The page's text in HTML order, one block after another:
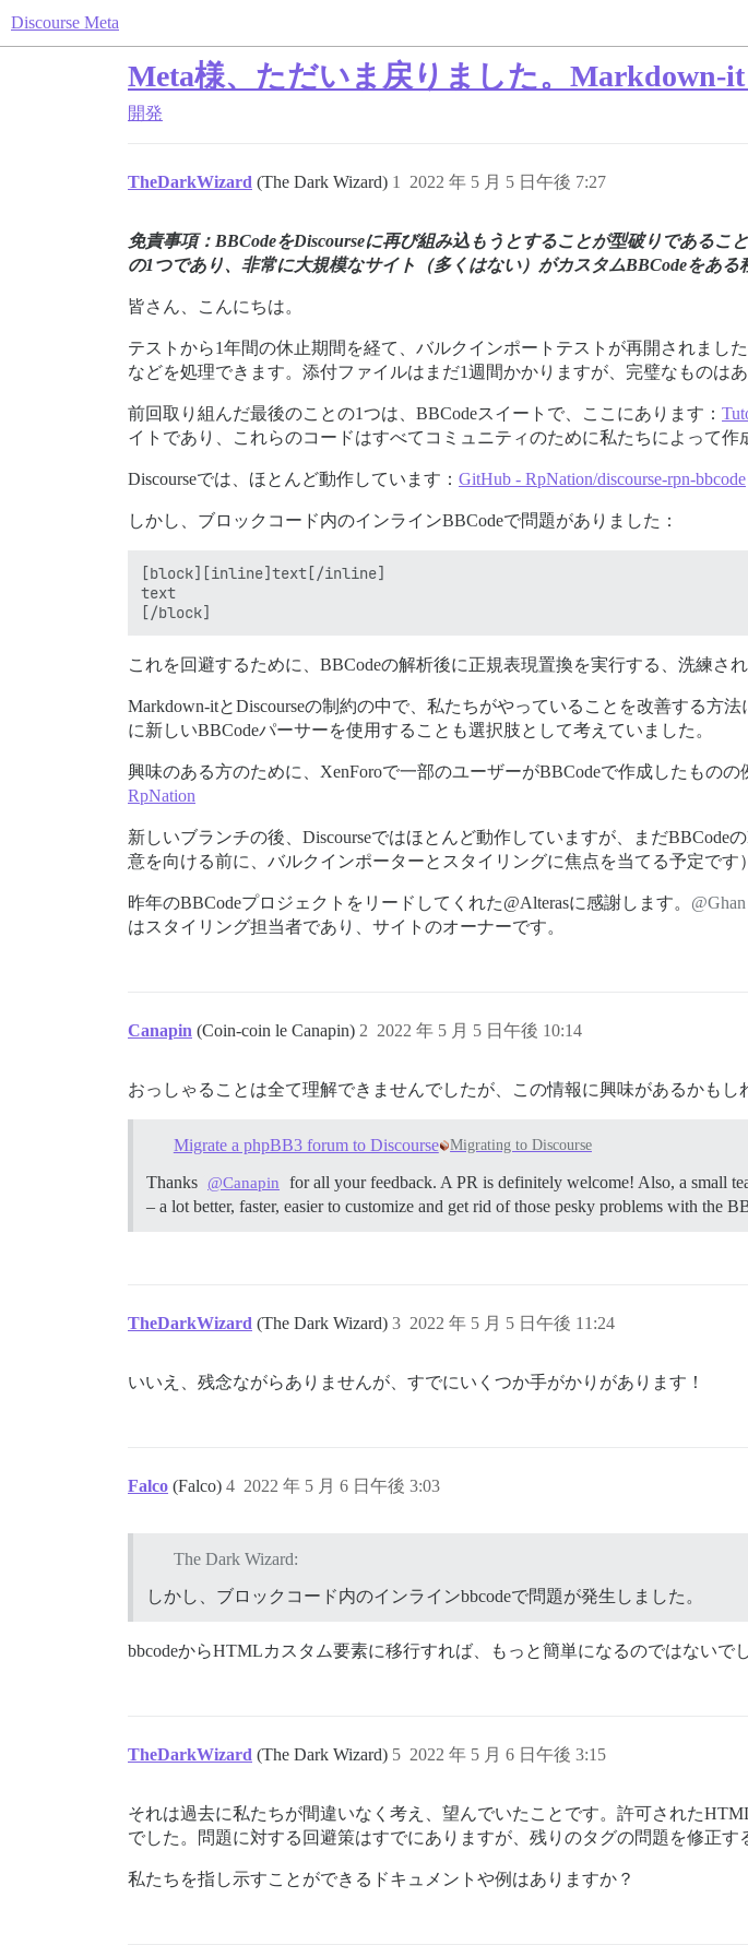
Discourse Meta
Meta様、ただいま戻りました。Markdown-
開発
TheDarkWizard (The Dark Wizard) 2022 年 5 月 5 日午後 7:27
1
免責事項：BBCodeをDiscourseに再び組み込もうとすることが型破りである
の1つであり、非常に大規模なサイト（多くはない）がカスタムBBCodeをあ
皆さん、こんにちは。
テストから1年間の休止期間を経て、バルクインポートテストが再開されまし
などを処理できます。添付ファイルはまだ1週間かかりますが、完璧なものはあ
前回取り組んだ最後のことの1つは、BBCodeスイートで、ここにあります：
イトであり、これらのコードはすべてコミュニティのために私たちによって作
Discourseでは、ほとんど動作しています： GitHub - RpNation/discourse-rpn-bbcode
しかし、ブロックコード内のインラインBBCodeで問題がありました：
[block][inline]text[/inline]
text
これを回避するために、BBCodeの解析後に正規表現置換を実行する、洗練され
Markdown-itとDiscourseの制約の中で、私たちがやっていることを改善する方
に新しいBBCodeパーサーを使用することも選択肢として考えていました。
興味のある方のために、XenForoで一部のユーザーがBBCodeで作成したものの
RpNation
新しいブランチの後、Discourseではほとんど動作していますが、まだBBCode
意を向ける前に、バルクインポーターとスタイリングに焦点を当てる予定です
昨年のBBCodeプロジェクトをリードしてくれた@Alterasに感謝します。
はスタイリング担当者であり、サイトのオーナーです。
Canapin (Coin-coin le Canapin) 2022 年 5 月 5 日午後 10:14
2
おっしゃることは全て理解できませんでしたが、この情報に興味があるかもし
Migrate a phpBB3 forum to Discourse Migrating to Discourse
Thanks @Canapin
for all your feedback. A PR is definitely welcome! Also, a small
– a lot better, faster, easier to customize and get rid of those pesky problems with the
TheDarkWizard (The Dark Wizard) 2022 年 5 月 5 日午後 11:24
3
いいえ、残念ながらありませんが、すでにいくつか手がかりがあります！
Falco (Falco) 2022 年 5 月 6 日午後 3:03
4
The Dark Wizard:
しかし、ブロックコード内のインラインbbcodeで問題が発生しました。
bbcodeからHTMLカスタム要素に移行すれば、もっと簡単になるのではないで
TheDarkWizard (The Dark Wizard) 2022 年 5 月 6 日午後 3:15
5
それは過去に私たちが間違いなく考え、望んでいたことです。許可された
でした。問題に対する回避策はすでにありますが、残りのタグの問題を修正
私たちを指し示すことができるドキュメントや例はありますか？